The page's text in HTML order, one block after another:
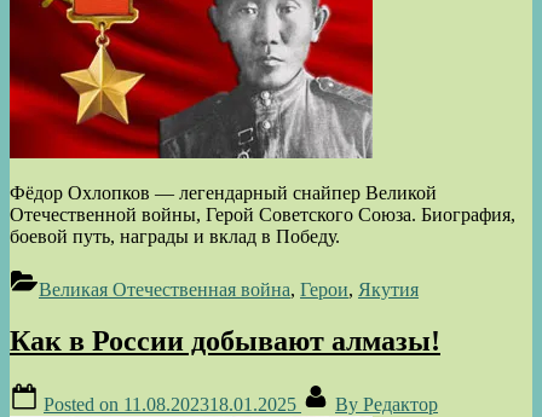
Фёдор Охлопков — легендарный снайпер Великой
Отечественной войны, Герой Советского Союза. Биография,
боевой путь, награды и вклад в Победу.
Великая Отечественная война, Герои, Якутия
Как в России добывают алмазы!
Posted on 11.08.202318.01.2025 By Редактор